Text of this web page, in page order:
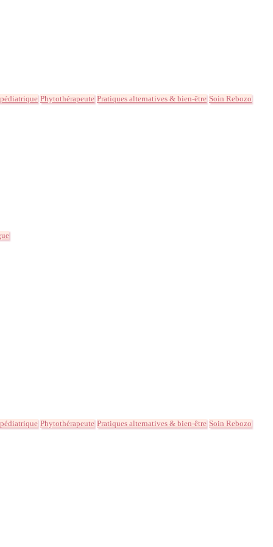
Phytothérapeute Pratiques alternatives & bien-être Soin Rebozo
Phytothérapeute Pratiques alternatives & bien-être Soin Rebozo